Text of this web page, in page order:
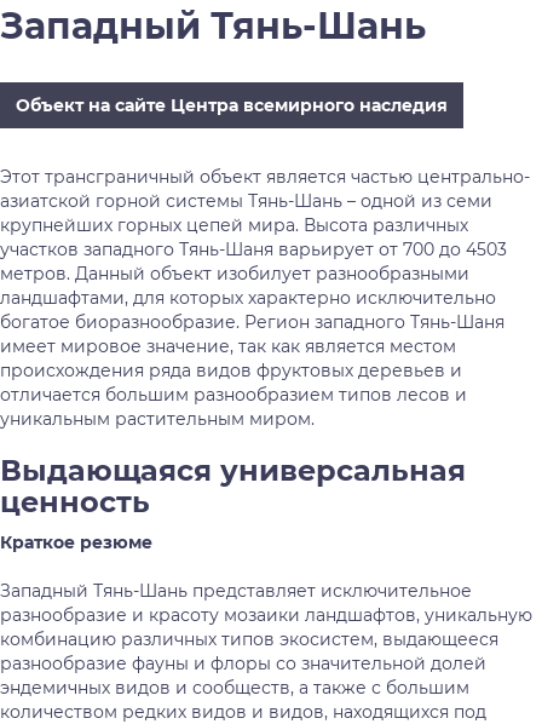
Западный Тянь-Шань
Объект на сайте Центра всемирного наследия
Этот трансграничный объект является частью центрально-
азиатской горной системы Тянь-Шань – одной из семи
крупнейших горных цепей мира. Высота различных
участков западного Тянь-Шаня варьирует от 700 до 4503
метров. Данный объект изобилует разнообразными
ландшафтами, для которых характерно исключительно
богатое биоразнообразие. Регион западного Тянь-Шаня
имеет мировое значение, так как является местом
происхождения ряда видов фруктовых деревьев и
отличается большим разнообразием типов лесов и
уникальным растительным миром.
Выдающаяся универсальная
ценность
Краткое резюме
Западный Тянь-Шань представляет исключительное
разнообразие и красоту мозаики ландшафтов, уникальную
комбинацию различных типов экосистем, выдающееся
разнообразие фауны и флоры со значительной долей
эндемичных видов и сообществ, а также с большим
количеством редких видов и видов, находящихся под